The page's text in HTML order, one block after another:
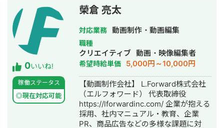
タクシー広告やブランディング映像な
き最適な映像」をご提案します。 ✉️ お
問い合わせ・ご相談 「映像で何かでき
ないか」とぼんやり考えている段階で
も、全く問題ありません。 ■ 個別に
「限定公開」の実績をお見せします 守
秘義務の関係上、ここには掲載できな
いタクシー広告映像や、企業プロモー
ション映像の実績が多数ございます。
メッセージをいただければ、貴社の業
界に近い実例を個別にお送りいたしま
テ・サプリメントなどをクロスセル営
業 ・1日に10件以上のカウンセリング
（商談）や、トレーニングの提供 2021
年〜現在 フリーランスとして、動画編
集→YouTube運用・サポートに従事 動
画編集講座で、ソフトの使い方を学習
してYouTube編集の案件を受注 現在
は、以下の業務をメインに行なってお
ります。
0いいね!
稼働ステータス
◎現在対応可能
榮倉 亮太
対応業務 動画制作・動画編集
職種
クリエイティブ 動画・映像編集者
希望時給単価 5,000円～10,000円
【動画制作会社】 L.Forward株式会社
（エルフォワード） 代表取締役
https://lforwardinc.com/ 企業が抱える
採用、社内マニュアル・教育、企業
PR、商品広告などの多様な課題に対